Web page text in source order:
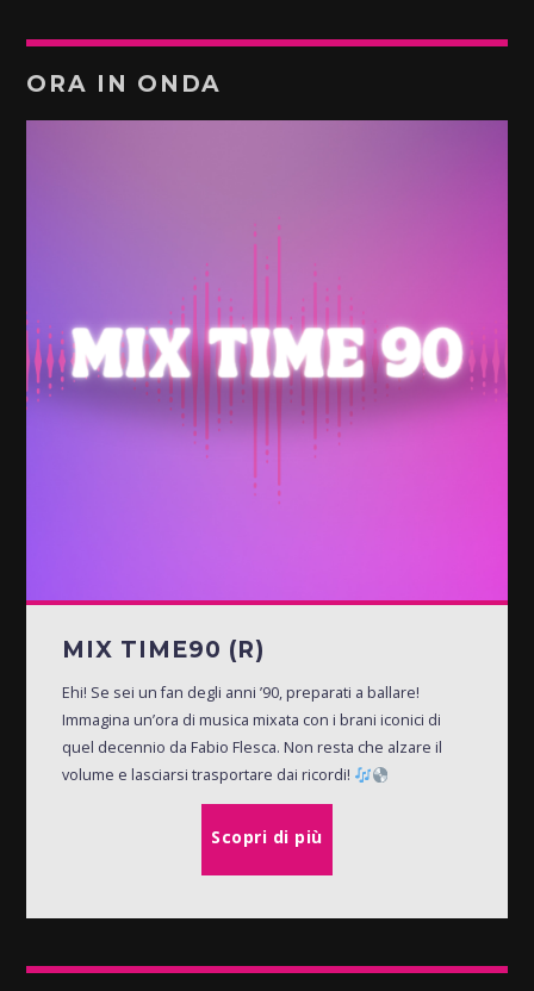
ORA IN ONDA
MIX TIME90 (R)
Ehi! Se sei un fan degli anni ’90, preparati a ballare!
Immagina un’ora di musica mixata con i brani iconici di
quel decennio da Fabio Flesca. Non resta che alzare il
volume e lasciarsi trasportare dai ricordi!
Scopri di più